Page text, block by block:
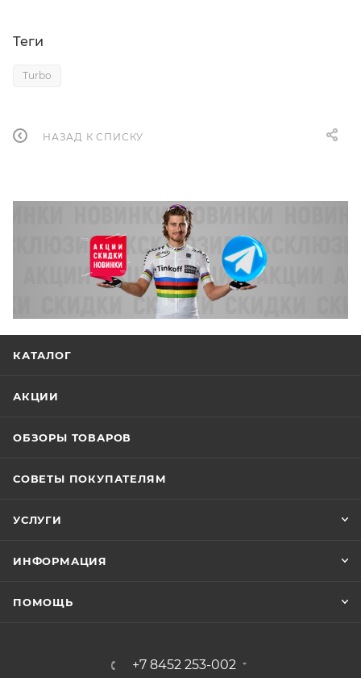
Теги
Turbo
НАЗАД К СПИСКУ
КАТАЛОГ
АКЦИИ
ОБЗОРЫ ТОВАРОВ
СОВЕТЫ ПОКУПАТЕЛЯМ
УСЛУГИ
ИНФОРМАЦИЯ
ПОМОЩЬ
+7 8452 253-002